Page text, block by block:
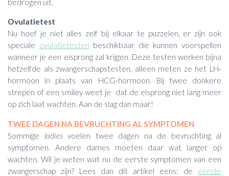
bedrogen uit.
Ovulatietest
Nu hoef je niet alles zelf bij elkaar te puzzelen, er zijn ook
speciale ovulatietesten beschikbaar die kunnen voorspellen
wanneer je een eisprong zal krijgen. Deze testen werken bijna
hetzelfde als zwangerschapstesten, alleen meten ze het LH-
hormoon in plaats van HCG-hormoon. Bij twee donkere
strepen of een smiley weet je dat de eisprong niet lang meer
op zich laat wachten. Aan de slag dan maar!
TWEE DAGEN NA BEVRUCHTING AL SYMPTOMEN
Sommige ladiesvoelen twee dagen na de bevruchting al
symptomen. Andere dames moeten daar wat langer op
wachten. Wil je weten wat nu de eerste symptomen van een
zwangerschap zijn? Lees dan dit artikel eens: de eerste